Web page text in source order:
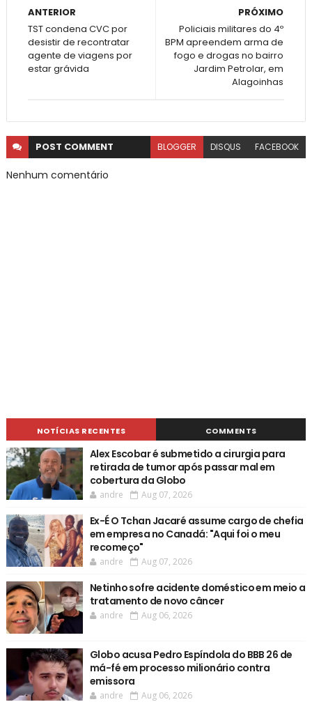
PRÓXIMO
Policiais militares do 4º
BPM apreendem arma de
fogo e drogas no bairro
Jardim Petrolar, em
Alagoinhas
ANTERIOR
TST condena CVC por
desistir de recontratar
agente de viagens por
estar grávida
POST COMMENT BLOGGER DISQUS FACEBOOK
Nenhum comentário
NOTÍCIAS RECENTES COMMENTS
Alex Escobar é submetido a cirurgia para
retirada de tumor após passar mal em
cobertura da Globo
andre Aug 07, 2026
Ex-É O Tchan Jacaré assume cargo de chefia
em empresa no Canadá: "Aqui foi o meu
recomeço"
andre Aug 07, 2026
Netinho sofre acidente doméstico em meio a
tratamento de novo câncer
andre Aug 06, 2026
Globo acusa Pedro Espíndola do BBB 26 de
má-fé em processo milionário contra
emissora
andre Aug 06, 2026